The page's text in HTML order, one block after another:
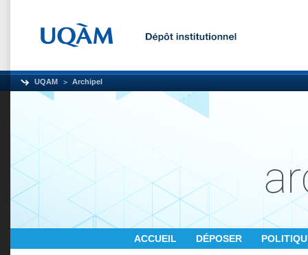
UQAM Archipel
ACCUEIL DÉPOSER